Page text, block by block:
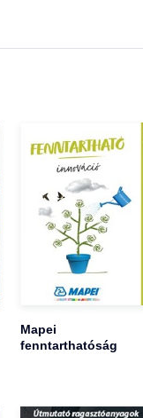
Mapei
fenntarthatóság